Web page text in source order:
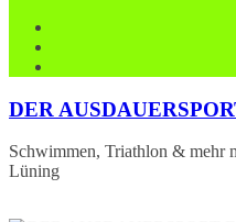
DER
Schwimmen, Triathlon & mehr
Lüning